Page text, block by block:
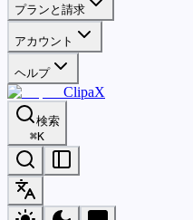
プランと請求
アカウント
ヘルプ
ClipaX
検索
⌘K